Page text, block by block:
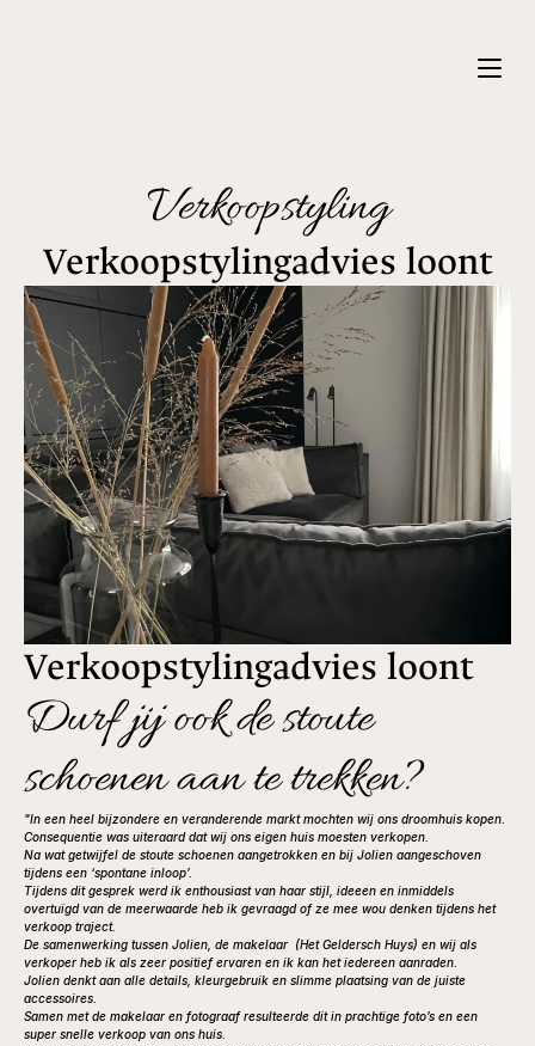
Verkoopstyling
Verkoopstylingadvies loont
Verkoopstylingadvies loont
Durf jij ook de stoute
schoenen aan te trekken?
"In een heel bijzondere en veranderende markt mochten wij ons droomhuis kopen.
Consequentie was uiteraard dat wij ons eigen huis moesten verkopen.
Na wat getwijfel de stoute schoenen aangetrokken en bij Jolien aangeschoven
tijdens een ‘spontane inloop’.
Tijdens dit gesprek werd ik enthousiast van haar stijl, ideeen en inmiddels
overtuigd van de meerwaarde heb ik gevraagd of ze mee wou denken tijdens het
verkoop traject.
De samenwerking tussen Jolien, de makelaar  (Het Geldersch Huys) en wij als
verkoper heb ik als zeer positief ervaren en ik kan het iedereen aanraden.
Jolien denkt aan alle details, kleurgebruik en slimme plaatsing van de juiste
accessoires.
Samen met de makelaar en fotograaf resulteerde dit in prachtige foto’s en een
super snelle verkoop van ons huis.